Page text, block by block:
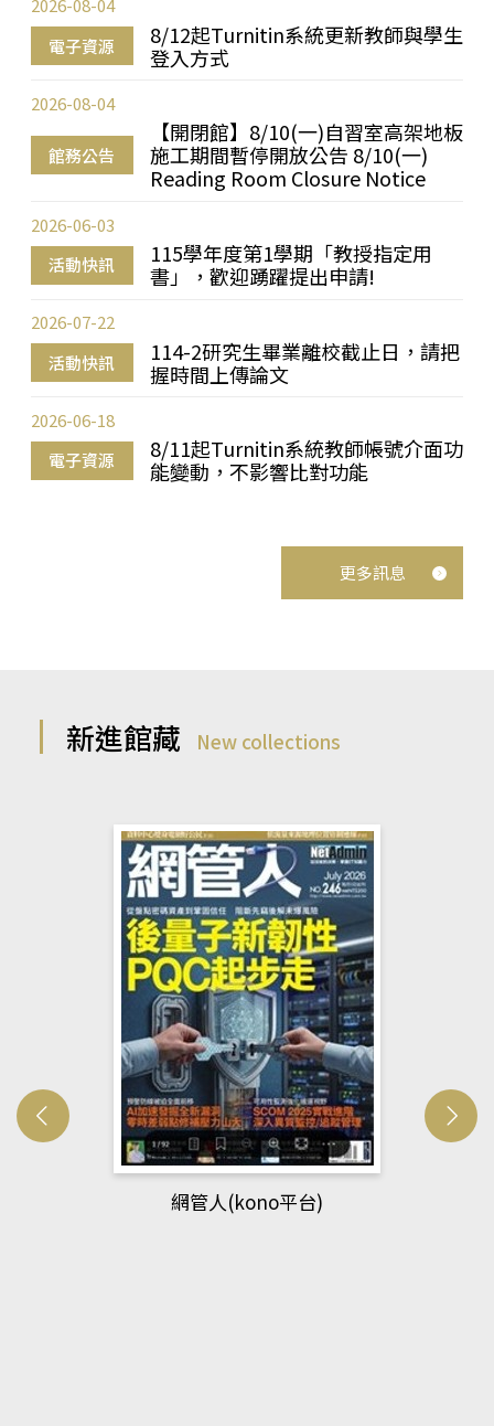
電子資源
8/12起Turnitin系統更新教師與學生
登入方式
2026-08-04
館務公告
【開閉館】8/10(一)自習室高架地板
施工期間暫停開放公告 8/10(一)
Reading Room Closure Notice
2026-08-04
活動快訊
115學年度第1學期「教授指定用
書」，歡迎踴躍提出申請!
2026-06-03
活動快訊
114-2研究生畢業離校截止日，請把
握時間上傳論文
2026-07-22
電子資源
8/11起Turnitin系統教師帳號介面功
能變動，不影響比對功能
2026-06-18
更多訊息
新進館藏 New collections
網管人(kono平台)